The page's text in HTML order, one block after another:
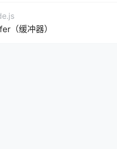
（缓冲器）